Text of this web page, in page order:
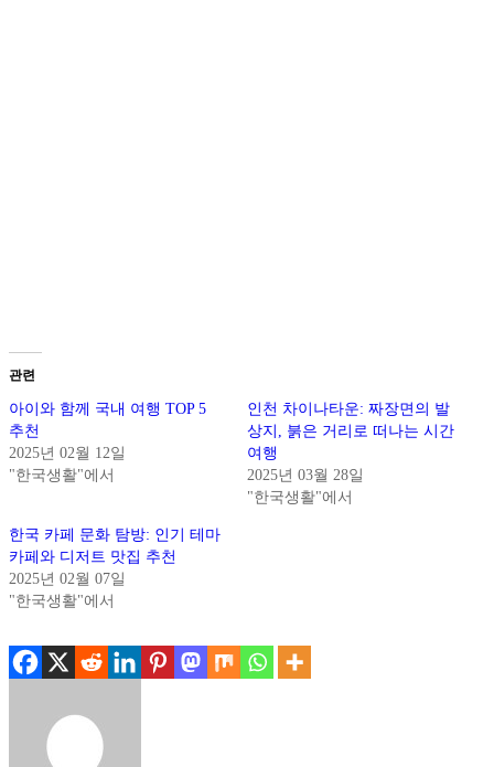
관련
아이와 함께 국내 여행 TOP 5
추천
2025년 02월 12일
"한국생활"에서
인천 차이나타운: 짜장면의 발
상지, 붉은 거리로 떠나는 시간
여행
2025년 03월 28일
"한국생활"에서
한국 카페 문화 탐방: 인기 테마
카페와 디저트 맛집 추천
2025년 02월 07일
"한국생활"에서